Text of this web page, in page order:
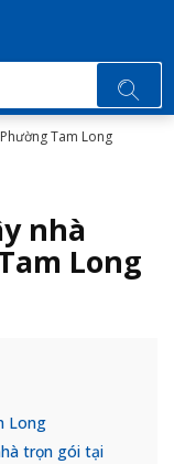
Tam Long
nhà
Long
Long
trọn gói tại